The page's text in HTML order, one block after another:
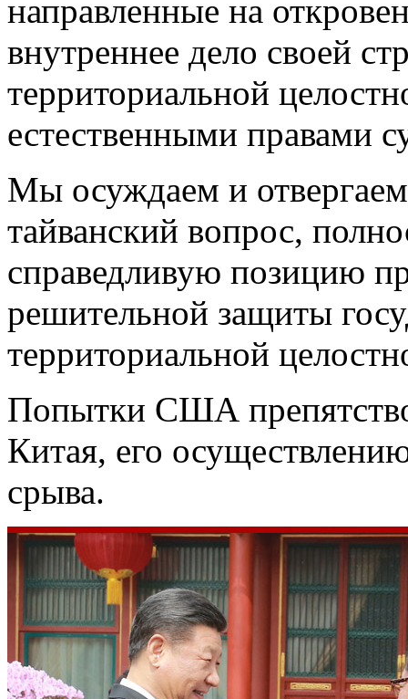
направленные на
внутреннее дело своей
территориальной
естественными правами
Мы осуждаем и
тайванский вопрос,
справедливую позицию
решительной защиты
территориальной
Попытки США
Китая, его
срыва.